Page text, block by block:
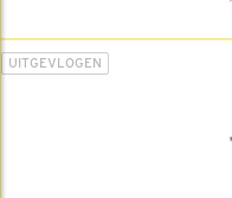
UITGEVLOGEN